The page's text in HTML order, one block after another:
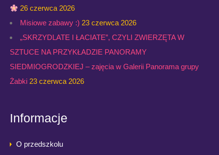
26 czerwca 2026
Misiowe zabawy :) 23 czerwca 2026
„SKRZYDLATE I ŁACIATE”, CZYLI ZWIERZĘTA W
SZTUCE NA PRZYKŁADZIE PANORAMY
SIEDMIOGRODZKIEJ – zajęcia w Galerii Panorama grupy
Żabki 23 czerwca 2026
Informacje
O przedszkolu